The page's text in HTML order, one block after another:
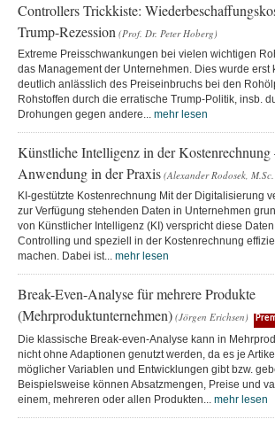
Controllers Trickkiste:
Trump-Rezession (Prof. Dr. Peter Hoberg)
Extreme Preisschwankungen bei vielen wichtigen
das Management der Unternehmen. Dies wurde erst
deutlich anlässlich des Preiseinbruchs bei den
Rohstoffen durch die erratische Trump-Politik, insb.
Drohungen gegen andere... mehr lesen
Künstliche Intelligenz in der Kostenrechnung
Anwendung in der Praxis (Alexander Rodosek,
KI-gestützte Kostenrechnung Mit der Digitalisierung
zur Verfügung stehenden Daten in Unternehmen
von Künstlicher Intelligenz (KI) verspricht diese
Controlling und speziell in der Kostenrechnung
machen. Dabei ist... mehr lesen
Break-Even-Analyse für mehrere Produkte
(Mehrproduktunternehmen) (Jörgen Erichsen)
Die klassische Break-even-Analyse kann in
nicht ohne Adaptionen genutzt werden, da es je
möglicher Variablen und Entwicklungen gibt bzw.
Beispielsweise können Absatzmengen, Preise und
einem, mehreren oder allen Produkten... mehr lesen